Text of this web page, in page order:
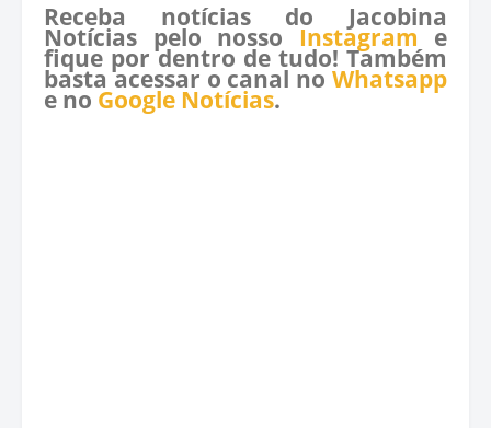
Receba notícias do Jacobina
Notícias pelo nosso Instagram e
fique por dentro de tudo! Também
basta acessar o canal no Whatsapp
e no Google Notícias.